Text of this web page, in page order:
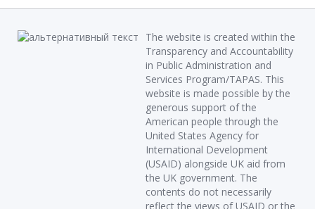
The website is created within the
Transparency and Accountability
in Public Administration and
Services Program/TAPAS. This
website is made possible by the
generous support of the
American people through the
United States Agency for
International Development
(USAID) alongside UK aid from
the UK government. The
contents do not necessarily
reflect the views of USAID or the